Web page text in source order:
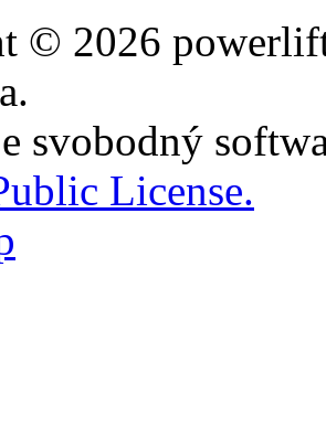
© 2026
svobodný
License.